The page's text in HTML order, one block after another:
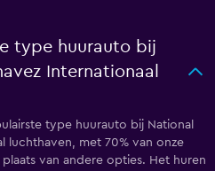
type huurauto bij
Internationaal
type huurauto bij National
luchthaven, met 70% van onze
van andere opties. Het huren